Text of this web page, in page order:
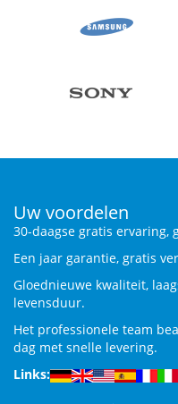
Uw voordelen
30-daagse gratis ervaring,
Een jaar garantie, gratis
Gloednieuwe kwaliteit,
levensduur.
Het professionele team
dag met snelle levering.
Links: